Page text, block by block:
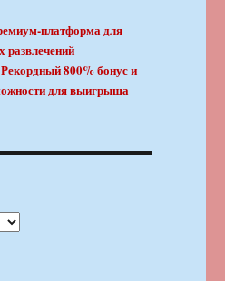
платформа для
развлечений
800% бонус и
для выигрыша